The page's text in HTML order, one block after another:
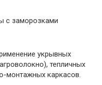
с заморозками
укрывных
тепличных
монтажных каркасов.